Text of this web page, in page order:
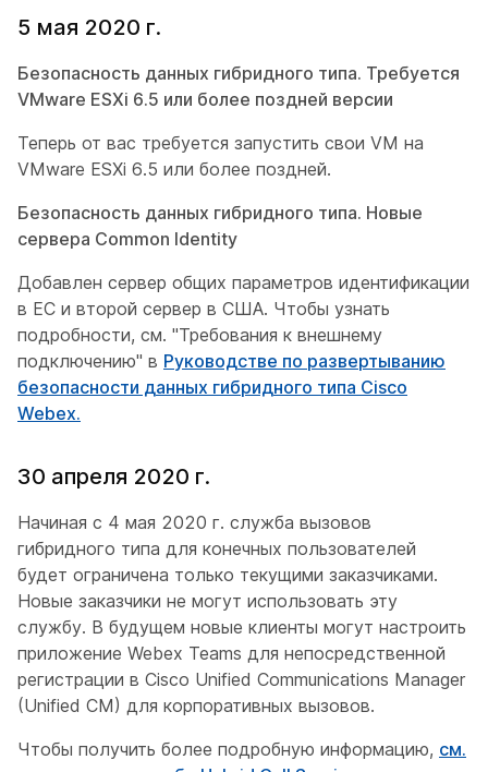
5 мая 2020 г.
Безопасность данных гибридного типа. Требуется
VMware ESXi 6.5 или более поздней версии
Теперь от вас требуется запустить свои VM на
VMware ESXi 6.5 или более поздней.
Безопасность данных гибридного типа. Новые
сервера Common Identity
Добавлен сервер общих параметров идентификации
в ЕС и второй сервер в США. Чтобы узнать
подробности, см. "Требования к внешнему
подключению" в Руководстве по развертыванию
безопасности данных гибридного типа Cisco
Webex.
30 апреля 2020 г.
Начиная с 4 мая 2020 г. служба вызовов
гибридного типа для конечных пользователей
будет ограничена только текущими заказчиками.
Новые заказчики не могут использовать эту
службу. В будущем новые клиенты могут настроить
приложение Webex Teams для непосредственной
регистрации в Cisco Unified Communications Manager
(Unified CM) для корпоративных вызовов.
Чтобы получить более подробную информацию, см.